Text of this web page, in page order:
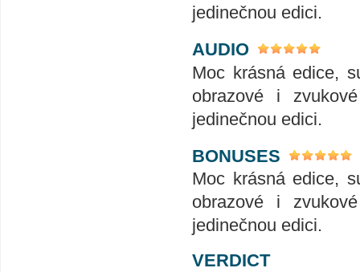
jedinečnou edici.
AUDIO
Moc krásná edice,
obrazové i
jedinečnou edici.
BONUSES
Moc krásná edice,
obrazové i
jedinečnou edici.
VERDICT